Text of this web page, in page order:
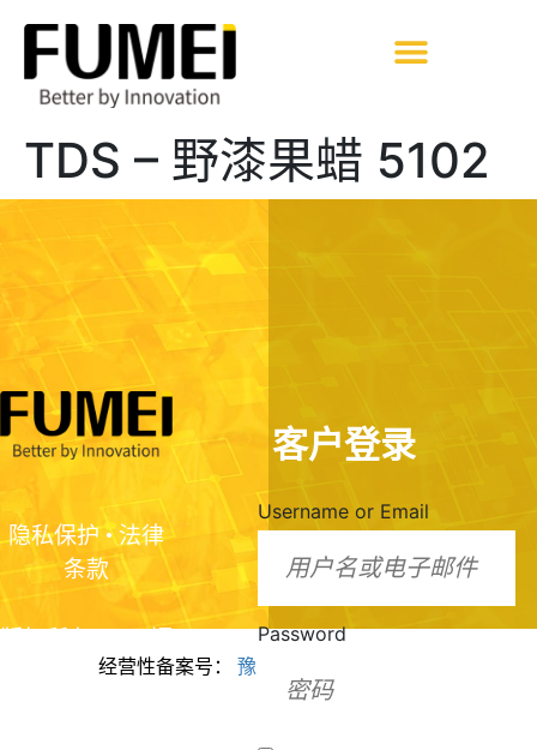
TDS – 野漆果蜡 5102
隐私保护•法律
条款
美脂质化学（河
客户登录
Username or Email
Password
经营性备案号： 豫ICP备2024099943号